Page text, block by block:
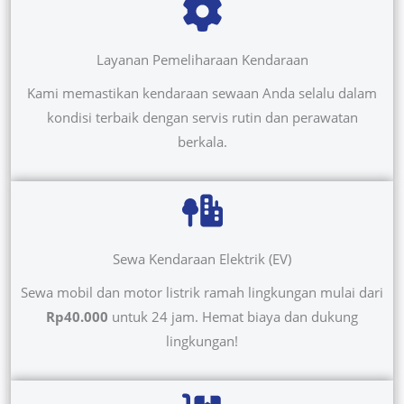
Layanan Pemeliharaan Kendaraan
Kami memastikan kendaraan sewaan Anda selalu dalam
kondisi terbaik dengan servis rutin dan perawatan
berkala.
Sewa Kendaraan Elektrik (EV)
Sewa mobil dan motor listrik ramah lingkungan mulai dari
Rp40.000 untuk 24 jam. Hemat biaya dan dukung
lingkungan!